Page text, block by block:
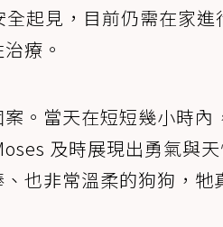
起見，目前仍需在家
療。
。當天在短短幾小時內
及時展現出勇氣與
也非常溫柔的狗狗，牠